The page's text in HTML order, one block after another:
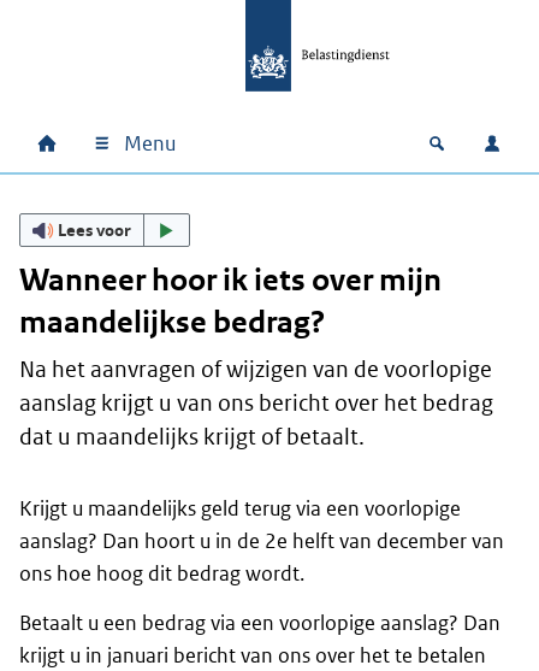
Hoofdnavigatie
Home Menu Open
Lees voor
Wanneer hoor ik iets over mijn
maandelijkse bedrag?
Na het aanvragen of wijzigen van de voorlopige
aanslag krijgt u van ons bericht over het bedrag
dat u maandelijks krijgt of betaalt.
Krijgt u maandelijks geld terug via een voorlopige
aanslag? Dan hoort u in de 2e helft van december van
ons hoe hoog dit bedrag wordt.
Betaalt u een bedrag via een voorlopige aanslag? Dan
krijgt u in januari bericht van ons over het te betalen